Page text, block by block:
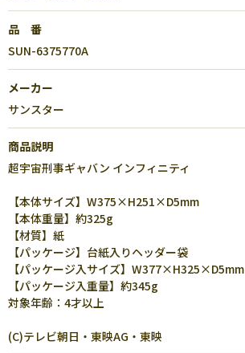
品 番
SUN-6375770A
メーカー
サンスター
商品説明
超宇宙刑事ギャバン インフィニティ
【本体サイズ】W375×H251×D5mm
【本体重量】約325g
【材質】紙
【パッケージ】台紙入りヘッダー袋
【パッケージ入サイズ】W377×H325×D5mm
【パッケージ入重量】約345g
対象年齢：4才以上
(C)テレビ朝日・東映AG・東映